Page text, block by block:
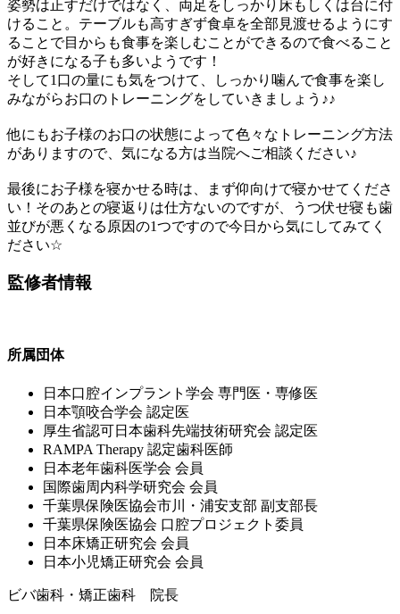
姿勢は正すだけではなく、両足をしっかり床もしくは台に付
けること。テーブルも高すぎず食卓を全部見渡せるようにす
ることで目からも食事を楽しむことができるので食べること
が好きになる子も多いようです！
そして1 口の量にも気をつけて、しっかり噛んで食事を楽し
みながらお口のトレーニングをしていきましょう ♪♪
他にもお子様のお口の状態によって色々なトレーニング方法
がありますので、気になる方は当院へご相談ください♪
最後にお子様を寝かせる時は、まず仰向けで寝かせてくださ
い！そのあとの寝返りは仕方ないのですが、うつ伏せ寝も歯
並びが悪くなる原因の1つですので今日から気にしてみてく
ださい☆
監修者情報
所属団体
⽇本⼝腔インプラント学会 専⾨医・専修医
⽇本顎咬合学会 認定医
厚⽣省認可⽇本⻭科先端技術研究会 認定医
RAMPA Therapy 認定⻭科医師
⽇本⽼年⻭科医学会 会員
国際⻭周内科学研究会 会員
千葉県保険医協会市川・浦安⽀部 副⽀部⻑
千葉県保険医協会 ⼝腔プロジェクト委員
⽇本床矯正研究会 会員
⽇本⼩児矯正研究会 会員
ビバ歯科・矯正歯科 院長